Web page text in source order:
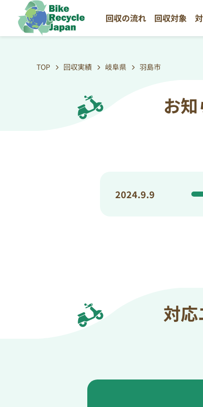
回収の流れ 回収対象
TOP 回収実績 岐阜県 羽島市
お知
2024.9.9
対